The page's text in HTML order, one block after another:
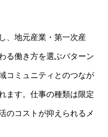
、地元産業・第一次産
る働き方を選ぶパターン
コミュニティとのつなが
ます。仕事の種類は限定
のコストが抑えられるメ